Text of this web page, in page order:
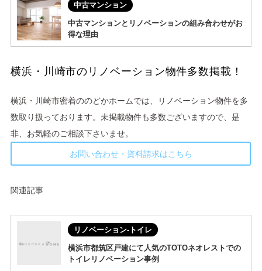
中古マンション
中古マンションとリノベーションの組み合わせがお
得な理由
横浜・川崎市のリノベーション物件多数掲載！
横浜・川崎市密着ののどかホームでは、リノベーション物件を多
数取り扱っております。未掲載物件も多数ございますので、是
非、お気軽のご相談下さいませ。
お問い合わせ・資料請求はこちら
関連記事
リノベーション-トイレ
横浜市都筑区戸建にて人気のTOTOネオレストでの
トイレリノベーション事例